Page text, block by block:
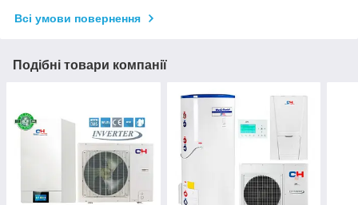
Всі умови повернення
Подібні товари компанії